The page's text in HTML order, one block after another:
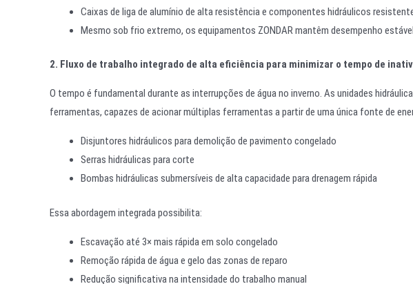
Caixas de liga de alumínio de alta resistência e componentes hidráulicos
Mesmo sob frio extremo, os equipamentos ZONDAR mantêm desempenho
2. Fluxo de trabalho integrado de alta eficiência para minimizar o tempo de
O tempo é fundamental durante as interrupções de água no inverno. As unidades
ferramentas, capazes de acionar múltiplas ferramentas a partir de uma única fonte de
Disjuntores hidráulicos para demolição de pavimento congelado
Serras hidráulicas para corte
Bombas hidráulicas submersíveis de alta capacidade para drenagem rápida
Essa abordagem integrada possibilita:
Escavação até 3× mais rápida em solo congelado
Remoção rápida de água e gelo das zonas de reparo
Redução significativa na intensidade do trabalho manual